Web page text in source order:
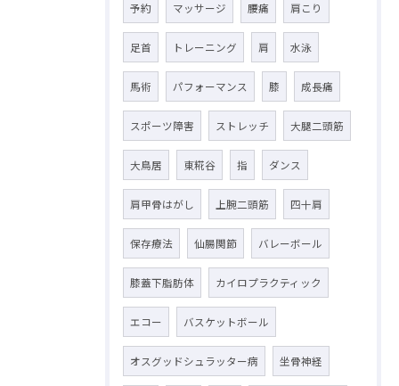
予約 マッサージ 腰痛 肩こり
足首 トレーニング 肩 水泳
馬術 パフォーマンス 膝 成長痛
スポーツ障害 ストレッチ 大腿二頭筋
大鳥居 東糀谷 指 ダンス
肩甲骨はがし 上腕二頭筋 四十肩
保存療法 仙腸関節 バレーボール
膝蓋下脂肪体 カイロプラクティック
エコー バスケットボール
オスグッドシュラッター病 坐骨神経